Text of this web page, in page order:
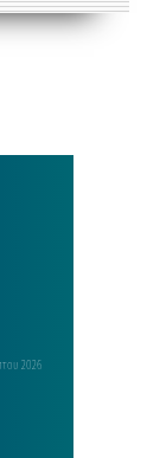
2026